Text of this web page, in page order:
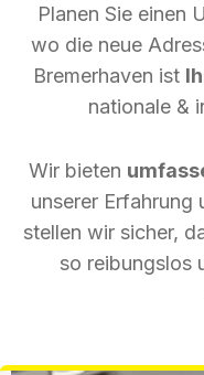
Planen Sie einen
wo die neue
Bremerhaven ist
nationale &
Wir bieten
unserer Erfahrung
stellen wir sicher,
so reibungslos